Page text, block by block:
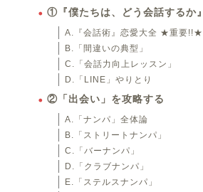
①『僕たちは、どう会話するか』
A.『会話術』恋愛大全 ★重要!!★
B.「間違いの典型」
C.「会話力向上レッスン」
D.「LINE」やりとり
②「出会い」を攻略する
A.「ナンパ」全体論
B.「ストリートナンパ」
C.「バーナンパ」
D.「クラブナンパ」
E.「ステルスナンパ」